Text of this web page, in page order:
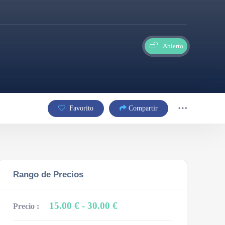
Abierto
Favorito Compartir
Rango de Precios
Precio : 15.00 €- 30.00 €